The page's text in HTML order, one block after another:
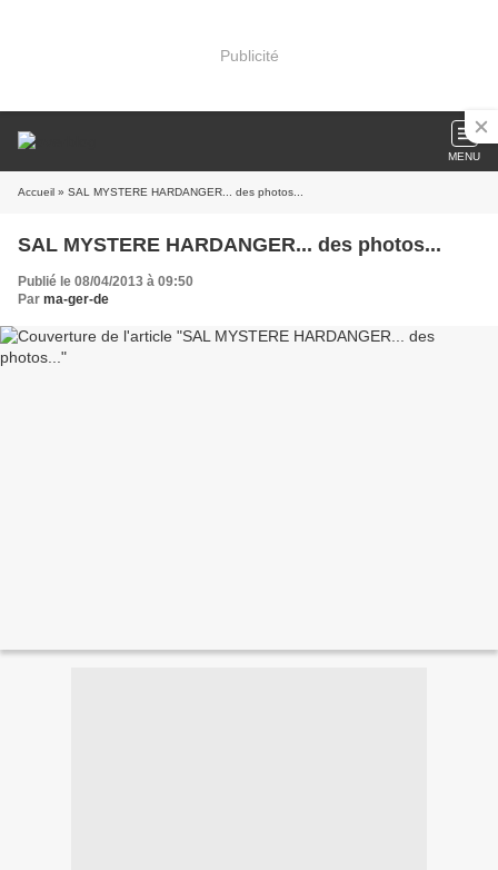
Publicité
MENU
Accueil » SAL MYSTERE HARDANGER... des photos...
SAL MYSTERE HARDANGER... des photos...
Publié le 08/04/2013 à 09:50
Par ma-ger-de